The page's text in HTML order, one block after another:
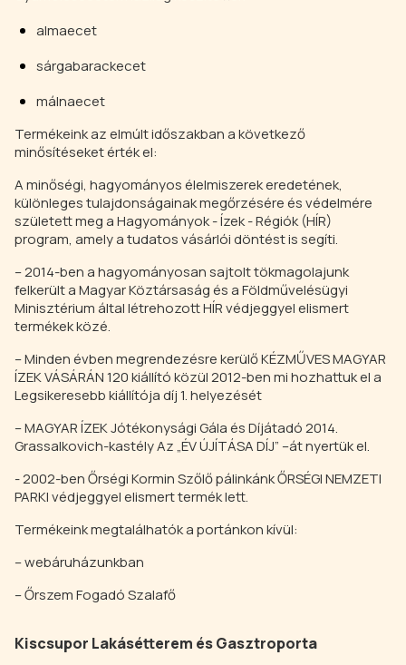
almaecet
sárgabarackecet
málnaecet
Termékeink az elmúlt időszakban a következő
minősítéseket érték el:
A minőségi, hagyományos élelmiszerek eredetének,
különleges tulajdonságainak megőrzésére és védelmére
született meg a Hagyományok - Ízek - Régiók (HÍR)
program, amely a tudatos vásárlói döntést is segíti.
– 2014-ben a hagyományosan sajtolt tökmagolajunk
felkerült a Magyar Köztársaság és a Földművelésügyi
Minisztérium által létrehozott HÍR védjeggyel elismert
termékek közé.
– Minden évben megrendezésre kerülő KÉZMŰVES MAGYAR
ÍZEK VÁSÁRÁN 120 kiállító közül 2012-ben mi hozhattuk el a
Legsikeresebb kiállítója díj 1. helyezését
– MAGYAR ÍZEK Jótékonysági Gála és Díjátadó 2014.
Grassalkovich-kastély Az „ÉV ÚJÍTÁSA DÍJ” –át nyertük el.
- 2002-ben Őrségi Kormin Szőlő pálinkánk ŐRSÉGI NEMZETI
PARKI védjeggyel elismert termék lett.
Termékeink megtalálhatók a portánkon kívül:
– webáruházunkban
– Őrszem Fogadó Szalafő
Kiscsupor Lakásétterem és Gasztroporta